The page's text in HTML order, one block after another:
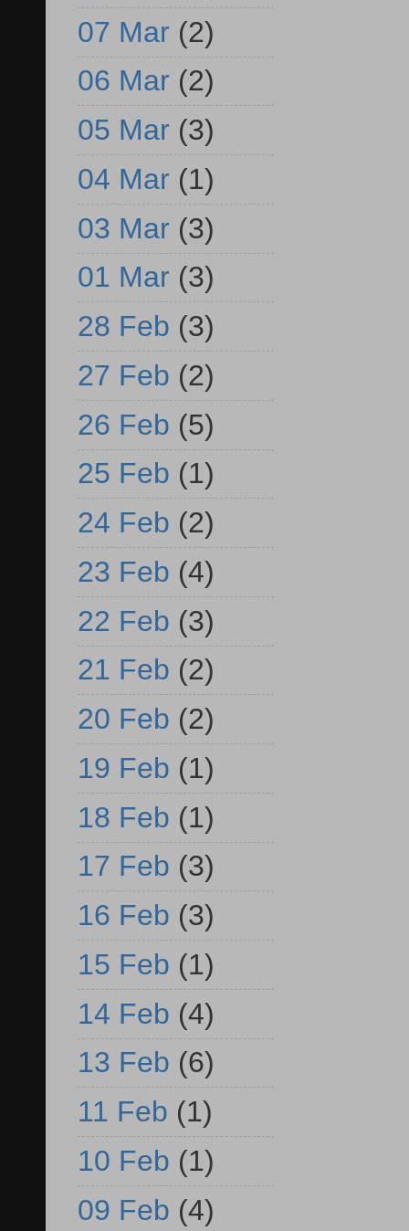
07 Mar (2)
06 Mar (2)
05 Mar (3)
04 Mar (1)
03 Mar (3)
01 Mar (3)
28 Feb (3)
27 Feb (2)
26 Feb (5)
25 Feb (1)
24 Feb (2)
23 Feb (4)
22 Feb (3)
21 Feb (2)
20 Feb (2)
19 Feb (1)
18 Feb (1)
17 Feb (3)
16 Feb (3)
15 Feb (1)
14 Feb (4)
13 Feb (6)
11 Feb (1)
10 Feb (1)
09 Feb (4)